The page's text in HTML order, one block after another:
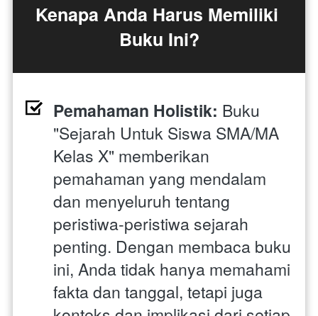
Kenapa Anda Harus Memiliki
Buku Ini?
Pemahaman Holistik: Buku
"Sejarah Untuk Siswa SMA/MA
Kelas X" memberikan
pemahaman yang mendalam
dan menyeluruh tentang
peristiwa-peristiwa sejarah
penting. Dengan membaca buku
ini, Anda tidak hanya memahami
fakta dan tanggal, tetapi juga